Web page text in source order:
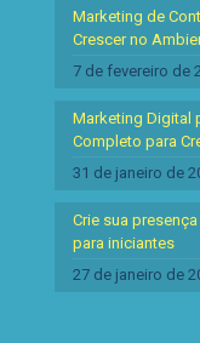
Marketing de
Crescer no
7 de fevereiro de
Marketing Digital
Completo para
31 de janeiro de
Crie sua
para iniciantes
27 de janeiro de